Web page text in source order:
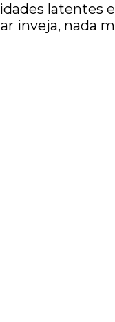
latentes
inveja, nada